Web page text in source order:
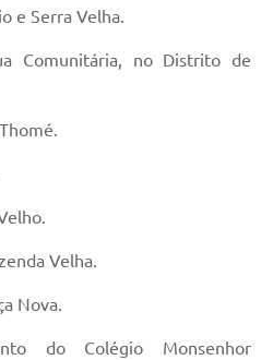
e Serra Velha.
Comunitária, no Distrito de
Velha.
Nova.
do Colégio Monsenhor